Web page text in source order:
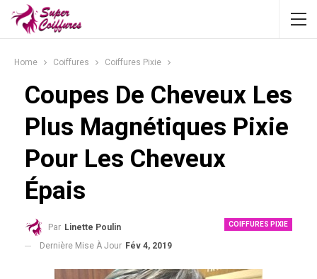
Home Coiffures Coiffures Pixie
Coupes De Cheveux Les
Plus Magnétiques Pixie
Pour Les Cheveux
Épais
COIFFURES PIXIE
Par Linette Poulin
Dernière Mise À Jour Fév 4, 2019